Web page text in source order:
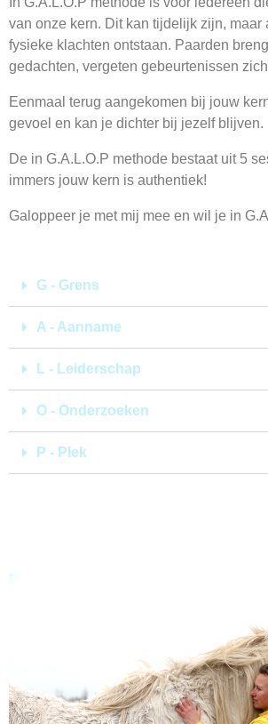
van onze kern. Dit kan tijdelijk zijn,
fysieke klachten ontstaan. Paarden
gedachten, vergeten gebeurtenissen
Eenmaal terug aangekomen bij jouw
gevoel en kan je dichter bij jezelf blijven.
De in G.A.L.O.P methode bestaat uit 5
immers jouw kern is authentiek!
Galoppeer je met mij mee en wil je in
G - Grens
A - Aanname
L - Leiderschap
O - Onderzoeken
P - Plek